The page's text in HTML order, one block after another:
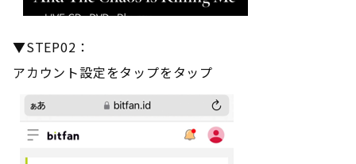
▼STEP02：
アカウント設定をタップをタップ